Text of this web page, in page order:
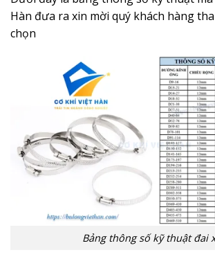
Hàn đưa ra xin mời quý khách hàng
chọn
Bảng thông số kỹ thuật đai